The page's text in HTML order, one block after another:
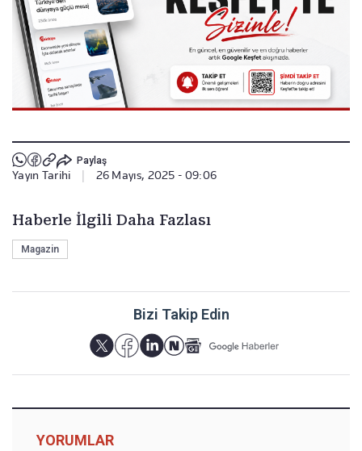
Paylaş
Yayın Tarihi 26 Mayıs, 2025 - 09:06
Haberle İlgili Daha Fazlası
Magazin
Bizi Takip Edin
YORUMLAR